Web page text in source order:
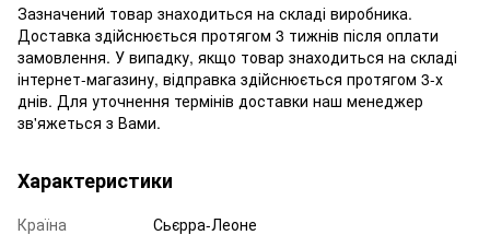
Зазначений товар знаходиться на складі виробника.
Доставка здійснюється протягом 3 тижнів після оплати
замовлення. У випадку, якщо товар знаходиться на складі
інтернет-магазину, відправка здійснюється протягом 3-х
днів. Для уточнення термінів доставки наш менеджер
зв'яжеться з Вами.
Характеристики
Країна
Сьєрра-Леоне